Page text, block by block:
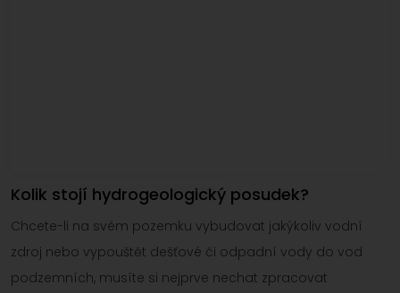
Kolik stojí hydrogeologický posudek?
Chcete-li na svém pozemku vybudovat jakýkoliv vodní
zdroj nebo vypouštět dešťové či odpadní vody do vod
podzemních, musíte si nejprve nechat zpracovat